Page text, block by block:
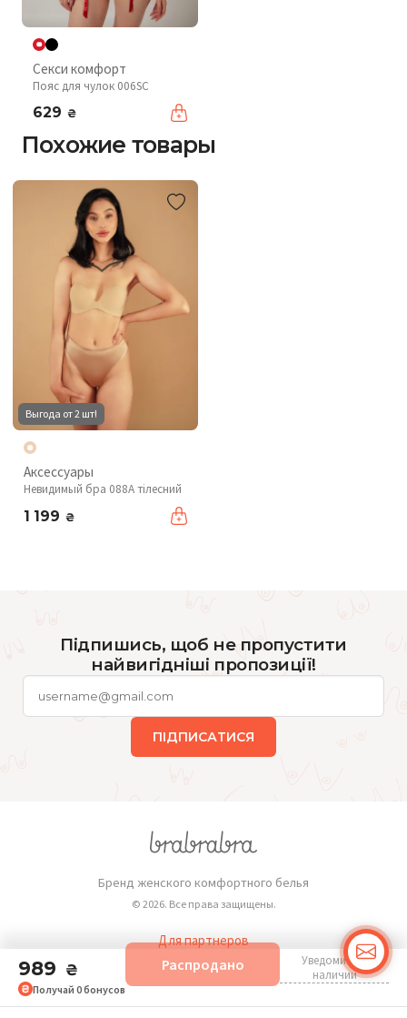
989 ₴
Получай 0бонусов
Распродано
Уведомить о
наличии
Секси комфорт
Пояс для чулок 006SC
629 ₴
Похожие товары
Выгода от 2 шт!
Аксессуары
Невидимый бра 088A тілесний
1 199 ₴
Підпишись, щоб не пропустити
найвигідніші пропозиції!
ПІДПИСАТИСЯ
Бренд женского комфортного белья
© 2026. Все права защищены.
Для партнеров
Публичная оферта